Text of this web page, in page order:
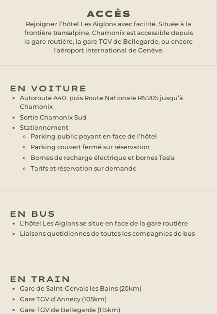
ACCÈS
Rejoignez l’hôtel Les Aiglons avec facilité. Située à la
frontière transalpine, Chamonix est accessible depuis
la gare routière, la gare TGV de Bellegarde, ou encore
l’aéroport international de Genève.
EN VOITURE
Autoroute A40, puis Route Nationale RN205 jusqu’à
Chamonix
Sortie Chamonix Sud
Stationnement
Parking public payant en face de l’hôtel
Parking couvert fermé sur réservation
Bornes de recharge électrique et bornes Tesla
Tarifs et réservation sur demande
EN BUS
L’hôtel Les Aiglons se situe en face de la gare routière
Liaisons quotidiennes de toutes les compagnies de bus
EN TRAIN
Gare de Saint-Gervais les Bains (20km)
Gare TGV d’Annecy (105km)
Gare TGV de Bellegarde (115km)